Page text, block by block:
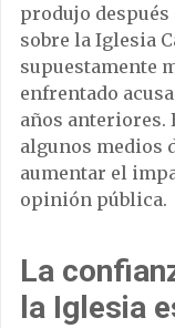
produjo
sobre la Iglesia
supuestamente
enfrentado
años anteriores.
algunos medios
aumentar el
opinión pública.
La
la Iglesia